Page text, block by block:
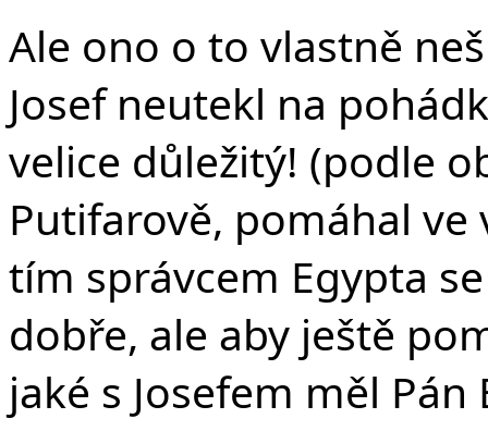
Ale ono o to vlastně
Josef neutekl na
velice důležitý! (podle
Putifarově, pomáhal
tím správcem Egypta
dobře, ale aby ještě
jaké s Josefem měl